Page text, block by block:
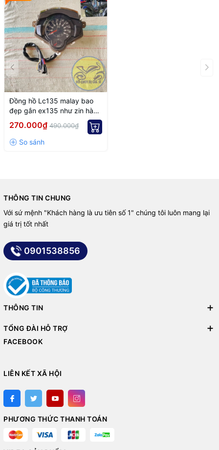
Đồng hồ Lc135 malay bao
đẹp gắn ex135 như zin hàng
chuẩn A100 Chưa Có Đánh
270.000₫ 490.000₫
THÔNG TIN CHUNG
Với sứ mệnh "Khách hàng là ưu tiên số 1" chúng tôi luôn mang lại
giá trị tốt nhất
0901538856
THÔNG TIN
TỔNG ĐÀI HỖ TRỢ
FACEBOOK
LIÊN KẾT XÃ HỘI
PHƯƠNG THỨC THANH TOÁN